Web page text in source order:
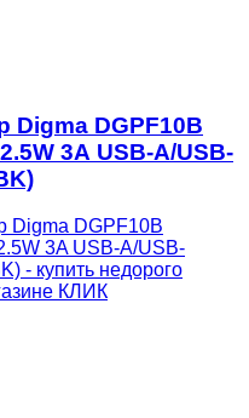
Digma DGPF10B
3A USB-A/USB-